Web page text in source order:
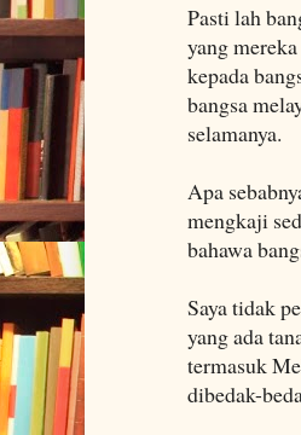
Pasti lah
yang
kepada
bangsa
selamanya.
Apa
mengkaji
bahawa
Saya tidak
yang ada
termasuk
dibedak-